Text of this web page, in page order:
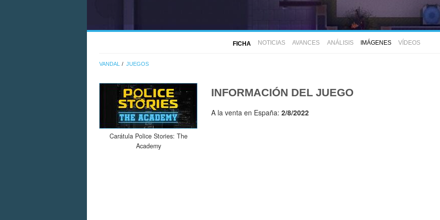
FICHA NOTICIAS AVANCES ANÁLISIS IMÁGENES VÍDEOS
VANDAL JUEGOS
Carátula Police Stories: The
Academy
INFORMACIÓN DEL JUEGO
A la venta en España: 2/8/2022